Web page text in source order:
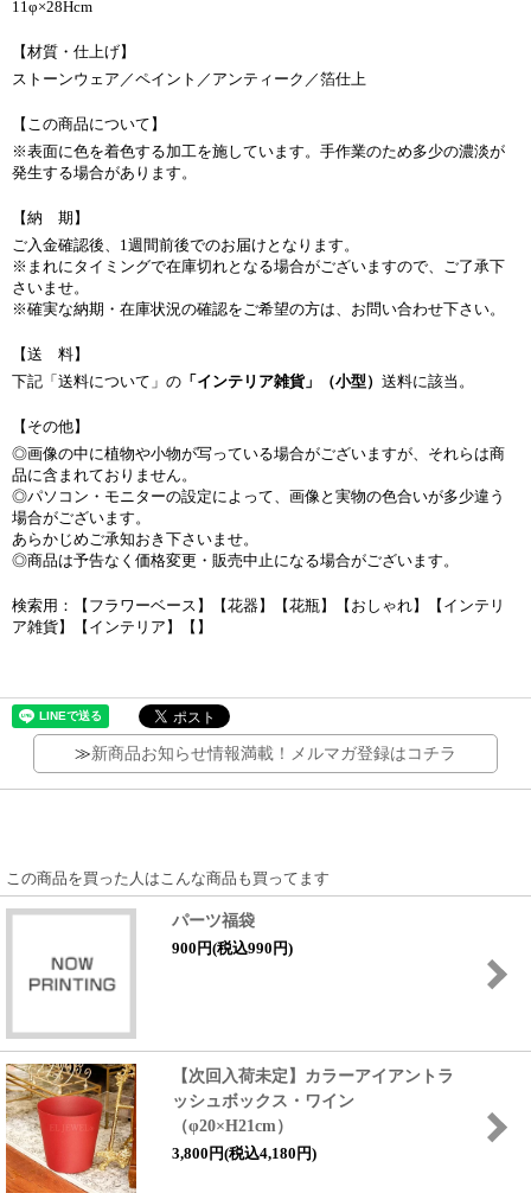
11φ×28Hcm
【材質・仕上げ】
ストーンウェア／ペイント／アンティーク／箔仕上
【この商品について】
※表面に色を着色する加工を施しています。手作業のため多少の濃淡が
発生する場合があります。
【納 期】
ご入金確認後、1週間前後でのお届けとなります。
※まれにタイミングで在庫切れとなる場合がございますので、ご了承下
さいませ。
※確実な納期・在庫状況の確認をご希望の方は、お問い合わせ下さい。
【送 料】
下記「送料について」の 「インテリア雑貨」（小型） 送料に該当。
【その他】
◎画像の中に植物や小物が写っている場合がございますが、それらは商
品に含まれておりません。
◎パソコン・モニターの設定によって、画像と実物の色合いが多少違う
場合がございます。
あらかじめご承知おき下さいませ。
◎商品は予告なく価格変更・販売中止になる場合がございます。
検索用：【フラワーベース】【花器】【花瓶】【おしゃれ】【インテリ
ア雑貨】【インテリア】【】
≫新商品お知らせ情報満載！メルマガ登録はコチラ
この商品を買った人はこんな商品も買ってます
パーツ福袋
900円(税込990円)
【次回入荷未定】カラーアイアントラ
ッシュボックス・ワイン
（φ20×H21cm）
3,800円(税込4,180円)